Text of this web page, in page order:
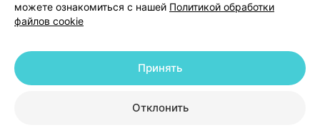
Персональные настройки Cookie
© 2026 ООО «Артокс Лаб», УНП 191700409 | 220012, Республика Беларусь,
+375 291212755
можете ознакомиться с нашей Политикой обработки
файлов cookie
Отклонить
Принять